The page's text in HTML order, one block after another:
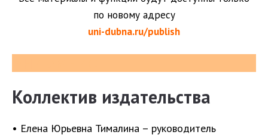
по новому адресу
uni-dubna.ru/publish
Коллектив издательства
• Елена Юрьевна Тималина – руководитель